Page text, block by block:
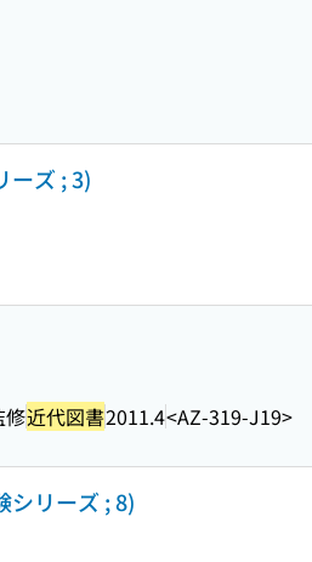
ーズ ; 3)
修近代図書2011.4<AZ-319-J19>
シリーズ ; 8)